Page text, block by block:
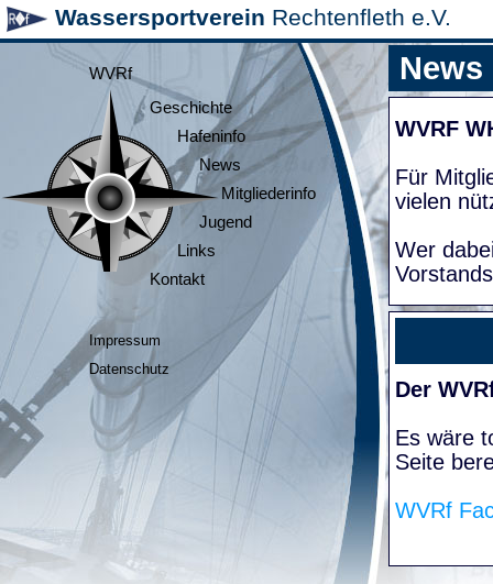
Wassersportverein Rechtenfleth e.V.
WVRf
Geschichte
Hafeninfo
News
Mitgliederinfo
Jugend
Links
Kontakt
Impressum
Datenschutz
News
WVRF
Für
vielen
Wer
Der
Es wäre
Seite
WVRf